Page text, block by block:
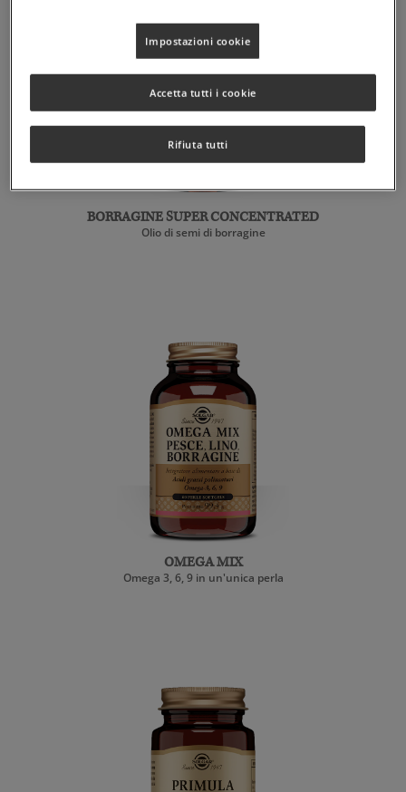
BORRAGINE SUPER CONCENTRATED
Olio di semi di borragine
OMEGA MIX
Omega 3, 6, 9 in un'unica perla
Impostazioni cookie
Rifiuta tutti
Accetta tutti i cookie